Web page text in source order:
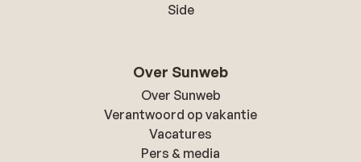
Side
Over Sunweb
Over Sunweb
Verantwoord op vakantie
Vacatures
Pers & media